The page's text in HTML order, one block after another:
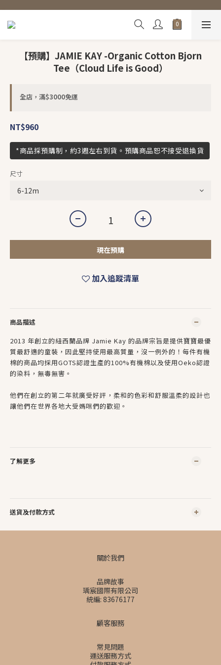
【預購】JAMIE KAY -Organic Cotton Bjorn
Tee（Cloud Life is Good）
全店，滿$3000免運
NT$960
*商品採預購制，約3週左右到貨。預購商品恕不接受退換貨
尺寸
現在預購
加入追蹤清單
商品描述
2013 年創立的紐西蘭品牌 Jamie Kay 的品牌宗旨是提供寶寶最優
質最舒適的童裝，因此堅持使用最高質量，沒一例外的！每件有機
棉的商品均採用GOTS認證生產的100%有機棉以及使用Oeko認證
的染料，無毒無害。
他們在創立的第二年就廣受好評，柔和的色彩和舒服溫柔的設計也
讓他們在世界各地大受媽咪們的歡迎。
了解更多
送貨及付款方式
關於我們
品牌故事
瑀宸國際有限公司
統編: 83676177
顧客服務
常見問題
運送服務方式